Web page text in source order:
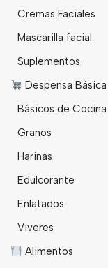
Cremas Faciales
Mascarilla facial
Suplementos
Despensa Básica
Básicos de Cocina
Granos
Harinas
Edulcorante
Enlatados
Viveres
Alimentos